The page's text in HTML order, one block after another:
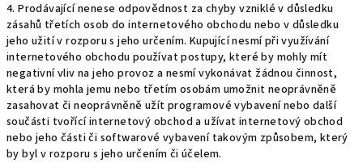
4. Prodávající nenese odpovědnost za chyby vzniklé v důsledku
zásahů třetích osob do internetového obchodu nebo v důsledku
jeho užití v rozporu s jeho určením. Kupující nesmí při využívání
internetového obchodu používat postupy, které by mohly mít
negativní vliv na jeho provoz a nesmí vykonávat žádnou činnost,
která by mohla jemu nebo třetím osobám umožnit neoprávněně
zasahovat či neoprávněně užít programové vybavení nebo další
součásti tvořící internetový obchod a užívat internetový obchod
nebo jeho části či softwarové vybavení takovým způsobem, který
by byl v rozporu s jeho určením či účelem.